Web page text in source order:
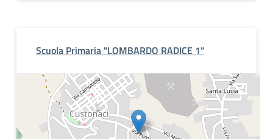
Scuola Primaria "LOMBARDO RADICE 1"